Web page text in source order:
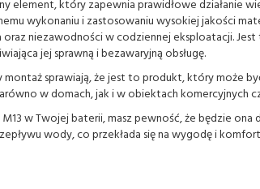
element, który zapewnia prawidłowe działanie
wykonaniu i zastosowaniu wysokiej jakości
niezawodności w codziennej eksploatacji.
jej sprawną i bezawaryjną obsługę.
montaż sprawiają, że jest to produkt, który może
w domach, jak i w obiektach komercyjnych
w Twojej baterii, masz pewność, że będzie ona
wody, co przekłada się na wygodę i